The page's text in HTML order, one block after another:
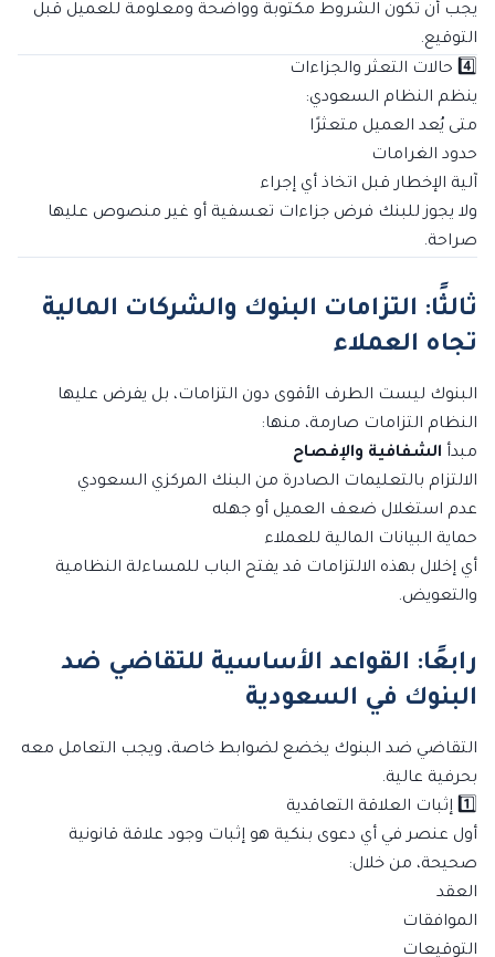
يجب أن تكون الشروط مكتوبة وواضحة ومعلومة للعميل قبل
التوقيع.
4️⃣ حالات التعثر والجزاءات
ينظم النظام السعودي:
متى يُعد العميل متعثرًا
حدود الغرامات
آلية الإخطار قبل اتخاذ أي إجراء
ولا يجوز للبنك فرض جزاءات تعسفية أو غير منصوص عليها
صراحة.
ثالثًا: التزامات البنوك والشركات المالية
تجاه العملاء
البنوك ليست الطرف الأقوى دون التزامات، بل يفرض عليها
النظام التزامات صارمة، منها:
مبدأ الشفافية والإفصاح
الالتزام بالتعليمات الصادرة من البنك المركزي السعودي
عدم استغلال ضعف العميل أو جهله
حماية البيانات المالية للعملاء
أي إخلال بهذه الالتزامات قد يفتح الباب للمساءلة النظامية
والتعويض.
رابعًا: القواعد الأساسية للتقاضي ضد
البنوك في السعودية
التقاضي ضد البنوك يخضع لضوابط خاصة، ويجب التعامل معه
بحرفية عالية.
1️⃣ إثبات العلاقة التعاقدية
أول عنصر في أي دعوى بنكية هو إثبات وجود علاقة قانونية
صحيحة، من خلال:
العقد
الموافقات
التوقيعات